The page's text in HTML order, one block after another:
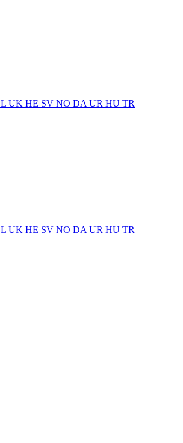
UK HE SV NO DA UR HU TR
UK HE SV NO DA UR HU TR